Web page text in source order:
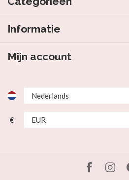
Informatie
Mijn account
€